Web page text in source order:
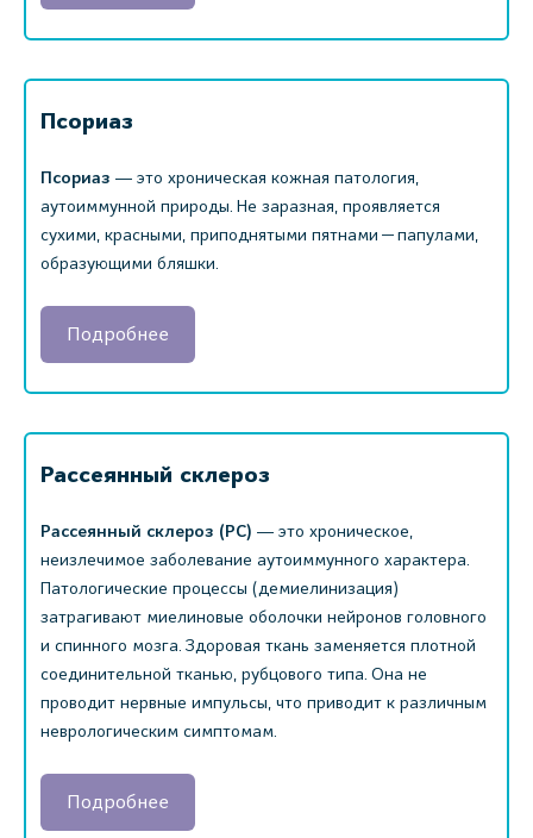
Псориаз
Псориаз ― это хроническая кожная патология,
аутоиммунной природы. Не заразная, проявляется
сухими, красными, приподнятыми пятнами — папулами,
образующими бляшки.
Подробнее
Рассеянный склероз
Рассеянный склероз (РС) ― это хроническое,
неизлечимое заболевание аутоиммунного характера.
Патологические процессы (демиелинизация)
затрагивают миелиновые оболочки нейронов головного
и спинного мозга. Здоровая ткань заменяется плотной
соединительной тканью, рубцового типа. Она не
проводит нервные импульсы, что приводит к различным
неврологическим симптомам.
Подробнее